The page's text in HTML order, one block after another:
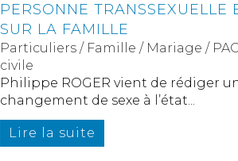
PERSONNE TRANSSEXUELLE
SUR LA FAMILLE
Particuliers / Famille / Mariage /
civile
Philippe ROGER vient de rédiger
changement de sexe à l’état...
Lire la suite